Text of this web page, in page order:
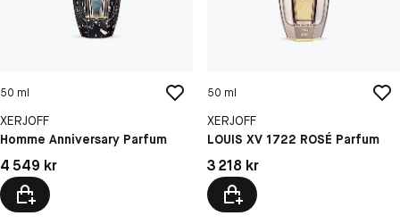
50 ml
XERJOFF
Homme Anniversary Parfum
Pris: 4 549 kr
4 549 kr
50 ml
XERJOFF
LOUIS XV 1722 ROSÉ Parfum
Pris: 3 218 kr
3 218 kr